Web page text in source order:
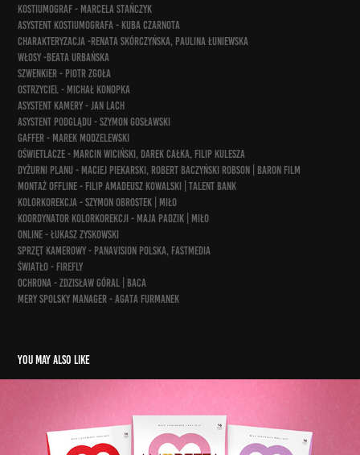
kostiumograf - Marcela Stańczyk
asystent kostiumografa - Kuba Czarnota
charakteryzacja -Renata Skórczyńska, Paulina Łuniewska
włosy -Beata Urbańska
szwenkier - Piotr Zgoła
ostrzyciel - Michał Konopka
asystent kamery - Jan Lach
asystent podglądu - Szymon Gosławski
gaffer - Marek Modzelewski
oświetlacze - Marcin Wiciński, Darek Całka, Filip Kulesza
dyżurni planu - Maciej Piekarski, Robert Baczyński Robson | Baron Film
montaż offline - Filip Amadeusz Kowalski | Talent Bank
kolorkorekcja - Szymon Obrostek | Miło
koordynator kolorkorekcji - Maja Padzik | Miło
online - Łukasz Zyskowski
sprzęt kamerowy - Panavision Polska, Fastmedia
światło - Firefly
ochrona - Zdzisław Góral | Baca
Mery Spolsky manager - Agata Furmanek
You may also like